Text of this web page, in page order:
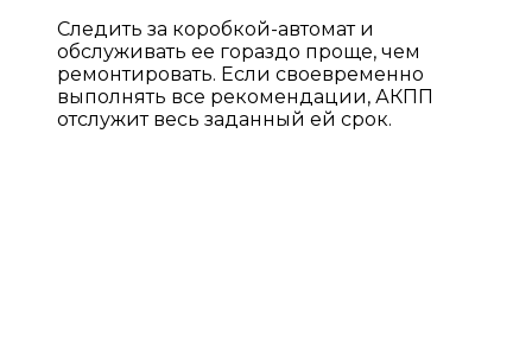
Следить за коробкой-автомат и
обслуживать ее гораздо проще, чем
ремонтировать. Если своевременно
выполнять все рекомендации, АКПП
отслужит весь заданный ей срок.